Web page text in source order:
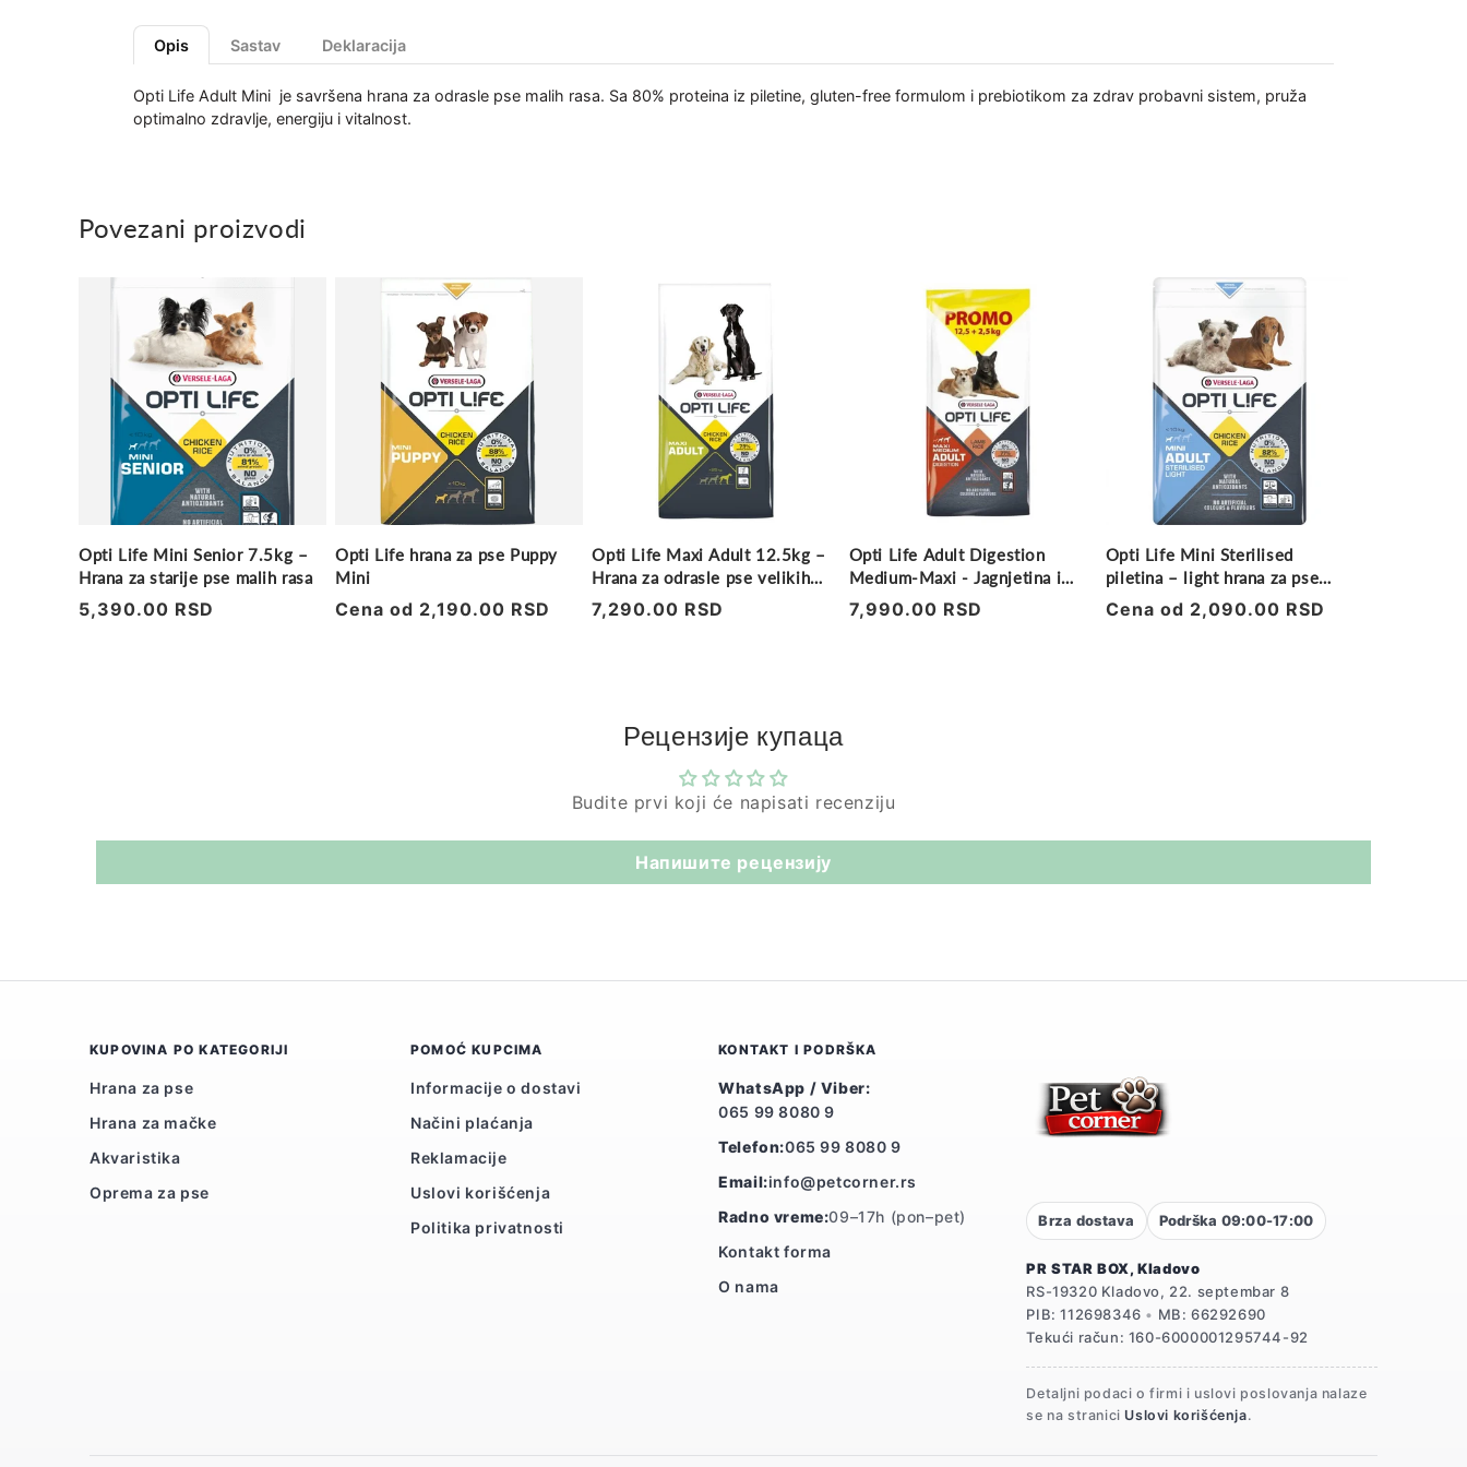
Opis Sastav Deklaracija
Opti Life Adult Mini je savršena hrana za odrasle pse malih rasa. Sa 80% proteina iz piletine, gluten-free formulom i prebiotikom za zdrav probavni sistem, pruža
optimalno zdravlje, energiju i vitalnost.
Povezani proizvodi
Opti Life Mini Senior 7.5kg –
Hrana za starije pse malih rasa
Regularna
5,390.00 RSD
Opti Life hrana za pse Puppy
Mini
Regularna
Cena od 2,190.00 RSD
Opti Life Maxi Adult 12.5kg –
Hrana za odrasle pse velikih
rasa
Regularna
7,290.00 RSD
Opti Life Adult Digestion
Medium-Maxi - Jagnjetina i
Pirinač 12.5+2.5kg
Regularna
7,990.00 RSD
Opti Life Mini Sterilised
piletina – light hrana za pse
7.5kg
Regularna
Cena od 2,090.00 RSD
Рецензије купаца
Budite prvi koji će napisati recenziju
Напишите рецензију
KUPOVINA PO KATEGORIJI
Hrana za pse
Hrana za mačke
Akvaristika
Oprema za pse
POMOĆ KUPCIMA
Informacije o dostavi
Načini plaćanja
Reklamacije
Uslovi korišćenja
Politika privatnosti
KONTAKT I PODRŠKA
WhatsApp / Viber:
065 99 8080 9
Telefon:065 99 8080 9
Email:info@petcorner.rs
Radno vreme:09–17h (pon–pet)
Kontakt forma
O nama
Brza dostava Podrška 09:00-17:00
PR STAR BOX, Kladovo
RS-19320 Kladovo, 22. septembar 8
PIB: 112698346 • MB: 66292690
Tekući račun: 160-6000001295744-92
Detaljni podaci o firmi i uslovi poslovanja nalaze
se na stranici Uslovi korišćenja.